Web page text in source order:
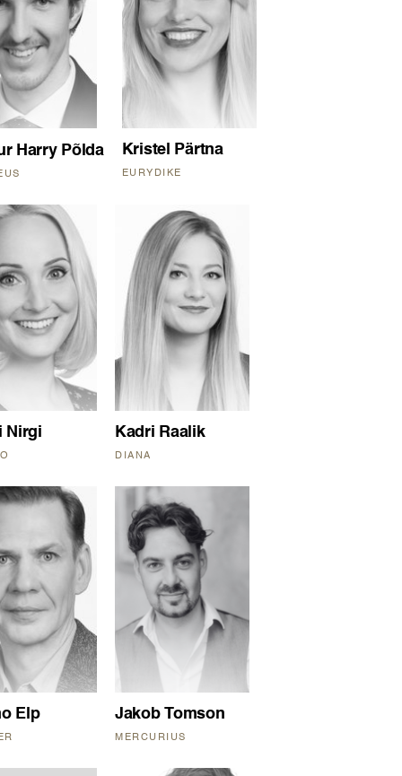
Harry Põlda Kristel Pärtna
EURYDIKE
Nirgi Kadri Raalik
DIANA
Elp Jakob Tomson
MERCURIUS